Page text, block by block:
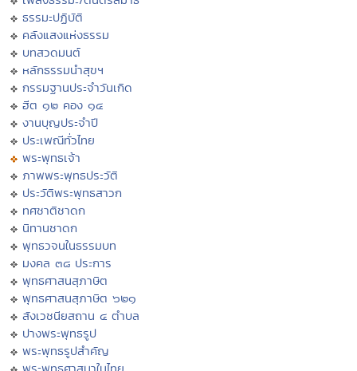
ธรรมะปฏิบัติ
คลังแสงแห่งธรรม
บทสวดมนต์
หลักธรรมนำสุขฯ
กรรมฐานประจำวันเกิด
ฮีต ๑๒ คอง ๑๔
งานบุญประจำปี
ประเพณีทั่วไทย
พระพุทธเจ้า
ภาพพระพุทธประวัติ
ประวัติพระพุทธสาวก
ทศชาติชาดก
นิทานชาดก
พุทธวจนในธรรมบท
มงคล ๓๘ ประการ
พุทธศาสนสุภาษิต
พุทธศาสนสุภาษิต ๖๒๑
สังเวชนียสถาน ๔ ตำบล
ปางพระพุทธรูป
พระพุทธรูปสำคัญ